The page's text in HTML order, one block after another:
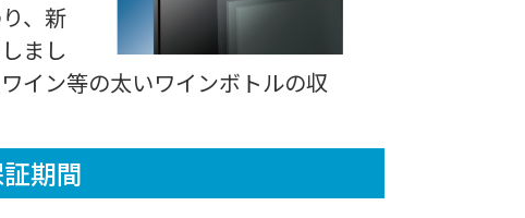
、新
まし
イン等の太いワインボトルの収
期間